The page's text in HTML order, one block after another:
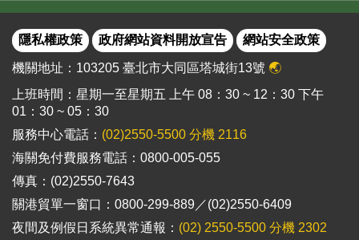
隱私權政策 政府網站資料開放宣告 網站安全政策
機關地址：103205 臺北市大同區塔城街13號 🌏
上班時間：星期一至星期五 上午 08：30 ~ 12：30 下午
01：30 ~ 05：30
服務中心電話： (02)2550-5500 分機 2116
海關免付費服務電話：0800-005-055
傳真：(02)2550-7643
關港貿單一窗口：0800-299-889／(02)2550-6409
夜間及例假日系統異常通報： (02) 2550-5500 分機 2302